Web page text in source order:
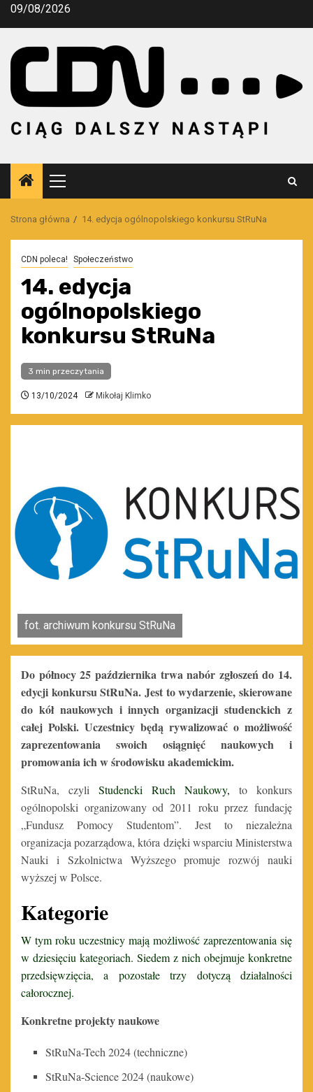
Przejdź
09/08/2026
Menu
główne
Strona główna 14. edycja ogólnopolskiego konkursu StRuNa
CDN poleca! Społeczeństwo
14. edycja
ogólnopolskiego
konkursu StRuNa
3 min przeczytania
13/10/2024 Mikołaj Klimko
fot. archiwum konkursu StRuNa
Do północy 25 października trwa nabór zgłoszeń do 14.
edycji konkursu StRuNa. Jest to wydarzenie, skierowane
do kół naukowych i innych organizacji studenckich z
całej Polski. Uczestnicy będą rywalizować o możliwość
zaprezentowania swoich osiągnięć naukowych i
promowania ich w środowisku akademickim.
StRuNa, czyli Studencki Ruch Naukowy, to konkurs
ogólnopolski organizowany od 2011 roku przez fundację
„Fundusz Pomocy Studentom”. Jest to niezależna
organizacja pozarządowa, która dzięki wsparciu Ministerstwa
Nauki i Szkolnictwa Wyższego promuje rozwój nauki
wyższej w Polsce.
Kategorie
W tym roku uczestnicy mają możliwość zaprezentowania się
w dziesięciu kategoriach. Siedem z nich obejmuje konkretne
przedsięwzięcia, a pozostałe trzy dotyczą działalności
całorocznej.
Konkretne projekty naukowe
StRuNa-Tech 2024 (techniczne)
StRuNa-Science 2024 (naukowe)